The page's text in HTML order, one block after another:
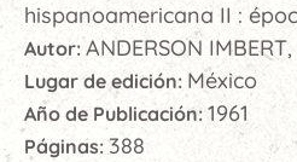
hispanoamericana II :
Autor: ANDERSON
Lugar de edición: México
Año de Publicación:1961
Páginas: 388